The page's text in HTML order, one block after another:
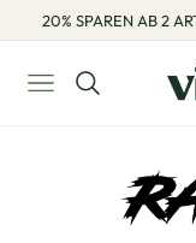
20% SPAREN AB 2
Navigation